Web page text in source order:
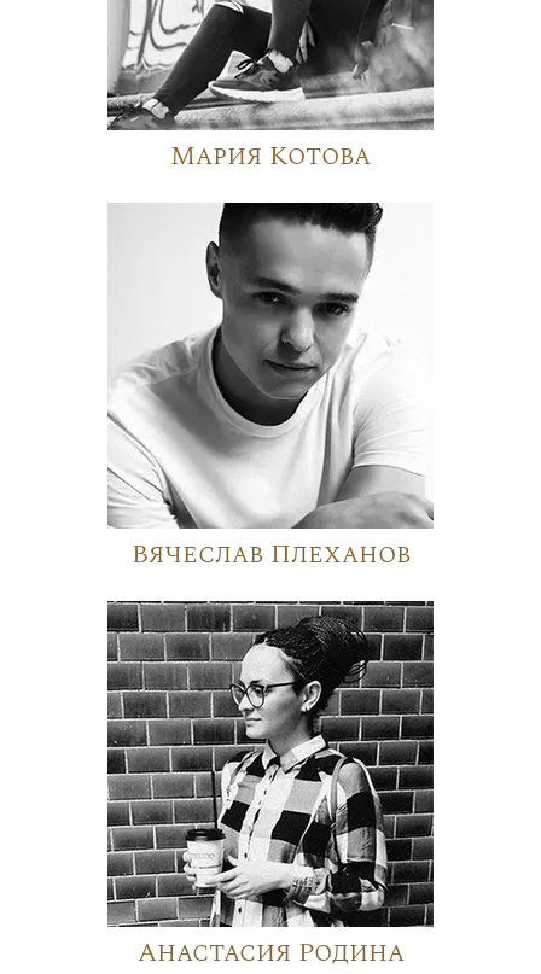
Мария Котова
Вячеслав Плеханов
Анастасия Родина